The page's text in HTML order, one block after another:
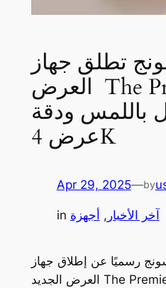
تطلق جهاز
العرض The Premiere 5 مع
باللمس ودقة
عرض 4K
Apr 29, 2025—by
in آخر الأخبار , أجهزة
رسميًا عن إطلاق جهاز
العرض الجديد The Premiere 5، وذلك بعد أن كانت